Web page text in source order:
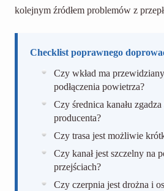
kolejnym źródłem problemów z
Checklist poprawnego
Czy wkład ma
podłączenia powietrza?
Czy średnica kanału
producenta?
Czy trasa jest możliwie
Czy kanał jest szczelny na
przejściach?
Czy czerpnia jest drożna i